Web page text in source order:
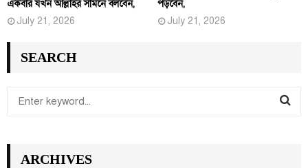
একবার যখন আল্লাহর সামনে বলবেন,
July 21, 2026
পড়বেন,
July 21, 2026
SEARCH
r
ARCHIVES